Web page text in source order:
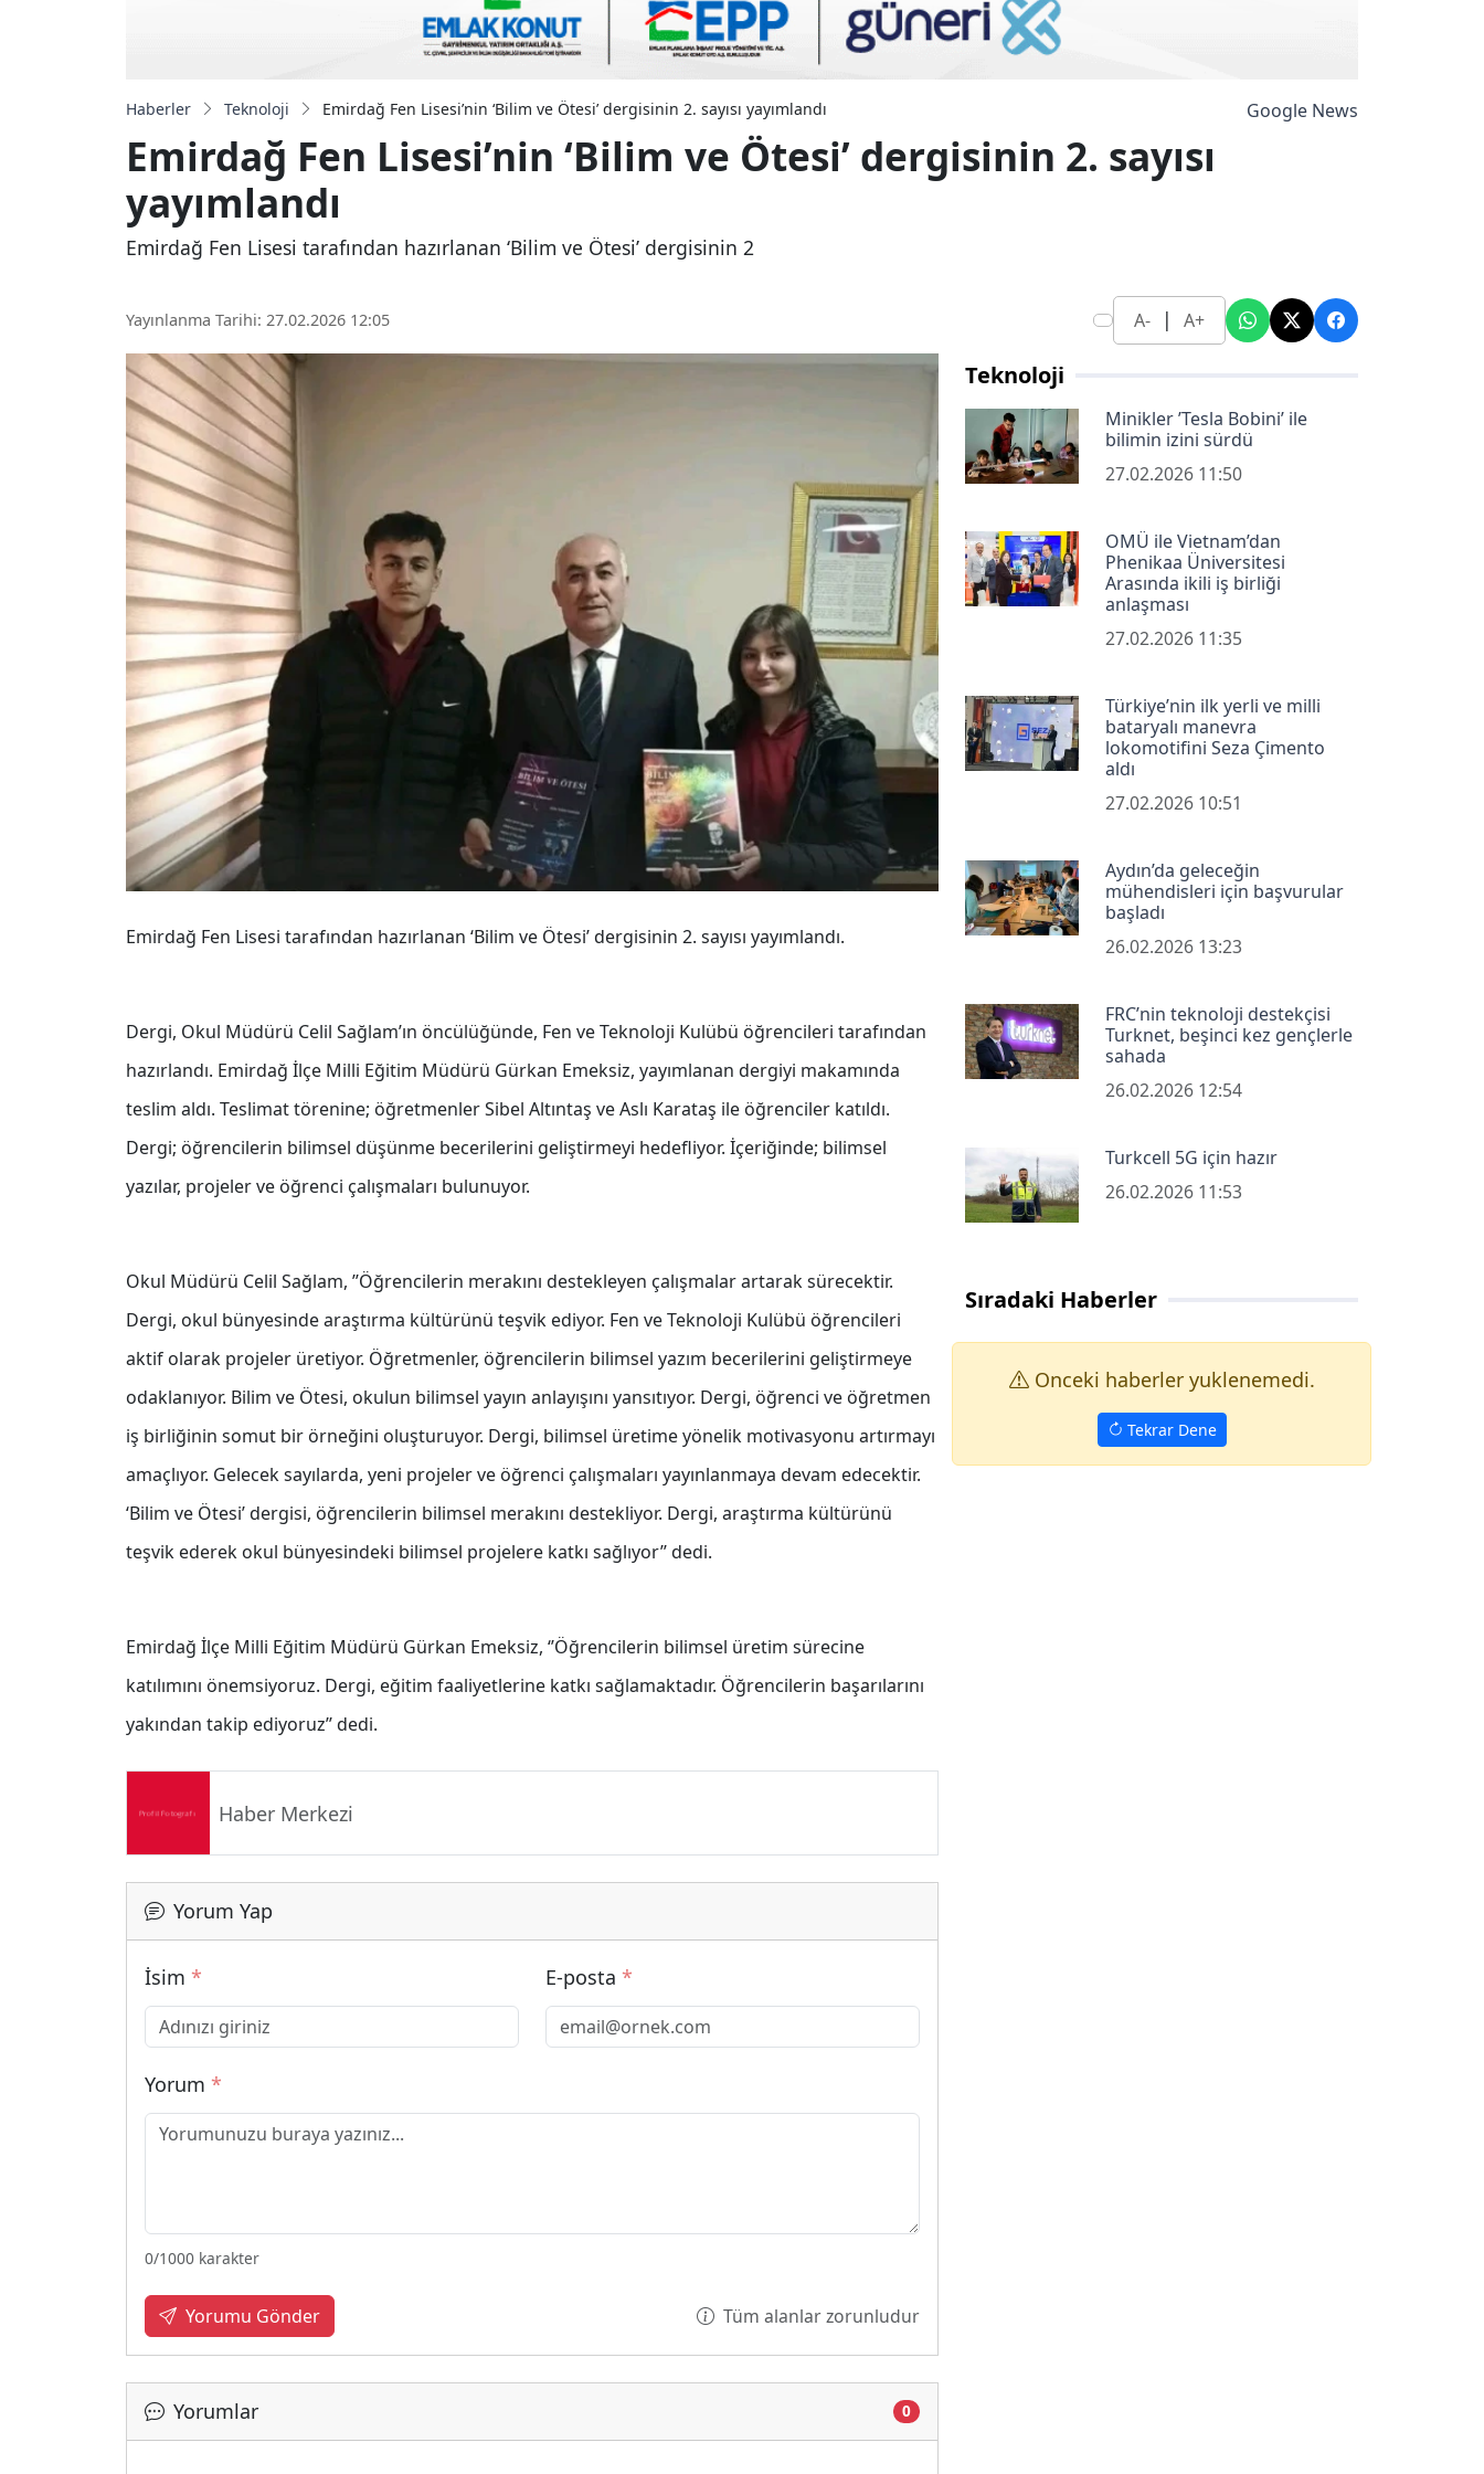
Haberler Teknoloji Emirdağ Fen Lisesi’nin ‘Bilim ve Ötesi’ dergisinin 2. sayısı yayımlandı Google News
Emirdağ Fen Lisesi’nin ‘Bilim ve Ötesi’ dergisinin 2. sayısı
yayımlandı
Emirdağ Fen Lisesi tarafından hazırlanan ‘Bilim ve Ötesi’ dergisinin 2
Yayınlanma Tarihi: 27.02.2026 12:05 A- | A+
Emirdağ Fen Lisesi tarafından hazırlanan ‘Bilim ve Ötesi’ dergisinin 2. sayısı yayımlandı.
Dergi, Okul Müdürü Celil Sağlam’ın öncülüğünde, Fen ve Teknoloji Kulübü öğrencileri tarafından
hazırlandı. Emirdağ İlçe Milli Eğitim Müdürü Gürkan Emeksiz, yayımlanan dergiyi makamında
teslim aldı. Teslimat törenine; öğretmenler Sibel Altıntaş ve Aslı Karataş ile öğrenciler katıldı.
Dergi; öğrencilerin bilimsel düşünme becerilerini geliştirmeyi hedefliyor. İçeriğinde; bilimsel
yazılar, projeler ve öğrenci çalışmaları bulunuyor.
Okul Müdürü Celil Sağlam, ’’Öğrencilerin merakını destekleyen çalışmalar artarak sürecektir.
Dergi, okul bünyesinde araştırma kültürünü teşvik ediyor. Fen ve Teknoloji Kulübü öğrencileri
aktif olarak projeler üretiyor. Öğretmenler, öğrencilerin bilimsel yazım becerilerini geliştirmeye
odaklanıyor. Bilim ve Ötesi, okulun bilimsel yayın anlayışını yansıtıyor. Dergi, öğrenci ve öğretmen
iş birliğinin somut bir örneğini oluşturuyor. Dergi, bilimsel üretime yönelik motivasyonu artırmayı
amaçlıyor. Gelecek sayılarda, yeni projeler ve öğrenci çalışmaları yayınlanmaya devam edecektir.
‘Bilim ve Ötesi’ dergisi, öğrencilerin bilimsel merakını destekliyor. Dergi, araştırma kültürünü
teşvik ederek okul bünyesindeki bilimsel projelere katkı sağlıyor’’ dedi.
Emirdağ İlçe Milli Eğitim Müdürü Gürkan Emeksiz, ‘’Öğrencilerin bilimsel üretim sürecine
katılımını önemsiyoruz. Dergi, eğitim faaliyetlerine katkı sağlamaktadır. Öğrencilerin başarılarını
yakından takip ediyoruz’’ dedi.
Haber Merkezi
Yorum Yap
İsim * E-posta *
Yorum *
0/1000 karakter
Yorumu Gönder Tüm alanlar zorunludur
Yorumlar 0
Teknoloji
Minikler ’Tesla Bobini’ ile
bilimin izini sürdü
27.02.2026 11:50
OMÜ ile Vietnam’dan
Phenikaa Üniversitesi
Arasında ikili iş birliği
anlaşması
27.02.2026 11:35
Türkiye’nin ilk yerli ve milli
bataryalı manevra
lokomotifini Seza Çimento
aldı
27.02.2026 10:51
Aydın’da geleceğin
mühendisleri için başvurular
başladı
26.02.2026 13:23
FRC’nin teknoloji destekçisi
Turknet, beşinci kez gençlerle
sahada
26.02.2026 12:54
Turkcell 5G için hazır
26.02.2026 11:53
Sıradaki Haberler
Onceki haberler yuklenemedi.
Tekrar Dene